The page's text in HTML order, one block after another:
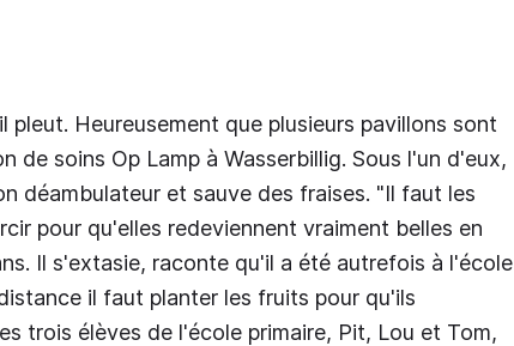
pleut. Heureusement que plusieurs pavillons sont
de soins Op Lamp à Wasserbillig. Sous l'un d'eux,
déambulateur et sauve des fraises. "Il faut les
pour qu'elles redeviennent vraiment belles en
Il s'extasie, raconte qu'il a été autrefois à l'école
il faut planter les fruits pour qu'ils
trois élèves de l'école primaire, Pit, Lou et Tom,